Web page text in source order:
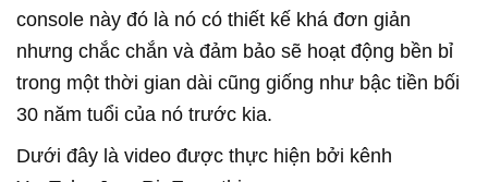
console này đó là nó có thiết kế khá đơn giản
nhưng chắc chắn và đảm bảo sẽ hoạt động bền bỉ
trong một thời gian dài cũng giống như bậc tiền bối
30 năm tuổi của nó trước kia.
Dưới đây là video được thực hiện bởi kênh